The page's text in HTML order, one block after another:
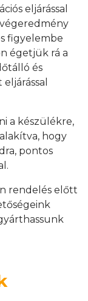
eljárással
figyelembe
égetjük rá a
és
a készülékre,
hogy
pontos
rendelés előtt